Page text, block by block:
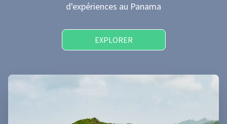
d'expériences au Panama
EXPLORER